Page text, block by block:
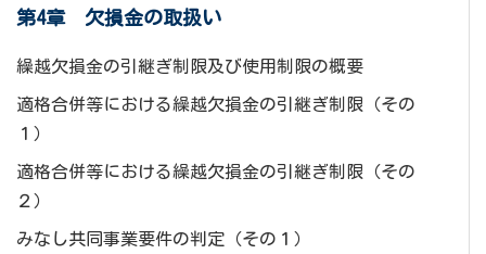
第4章 欠損金の取扱い
繰越欠損金の引継ぎ制限及び使用制限の概要
適格合併等における繰越欠損金の引継ぎ制限（その
１）
適格合併等における繰越欠損金の引継ぎ制限（その
２）
みなし共同事業要件の判定（その１）